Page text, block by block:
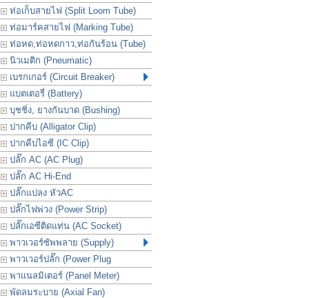
ท่อเก็บสายไฟ (Split Loom Tube)
ท่อมาร์คสายไฟ (Marking Tube)
ท่อหด,ท่อหดกาว,ท่อกันร้อน (Tube)
นิวเมติก (Pneumatic)
เบรกเกอร์ (Circuit Breaker)
แบตเตอรี่ (Battery)
บุชชิ่ง, ยางกันบาด (Bushing)
ปากคีบ (Alligator Clip)
ปากคีบไอซี (IC Clip)
ปลั๊ก AC (AC Plug)
ปลั๊ก AC Hi-End
ปลั๊กแปลง หัวAC
ปลั๊กไฟพ่วง (Power Strip)
ปลั๊กเอซีติดแท่น (AC Socket)
พาวเวอร์ซัพพลาย (Supply)
พาวเวอร์ปลั๊ก (Power Plug
พาแนลมิเตอร์ (Panel Meter)
พัดลมระบาย (Axial Fan)